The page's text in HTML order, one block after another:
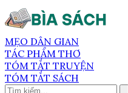
MẸO DÂN GIAN
TÁC PHẨM THƠ
TÓM TẮT TRUYỆN
TÓM TẮT SÁCH